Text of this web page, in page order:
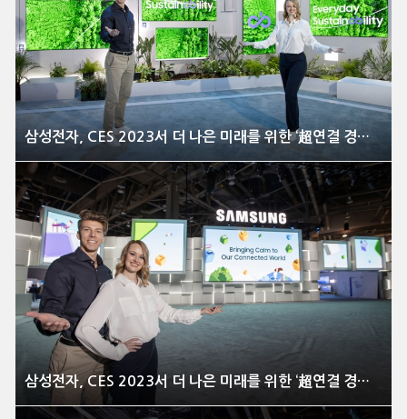
삼성전자, CES 2023서 더 나은 미래를 위한 ‘超연결 경험’ 대거 선보여
삼성전자, CES 2023서 더 나은 미래를 위한 ‘超연결 경험’ 대거 선보여